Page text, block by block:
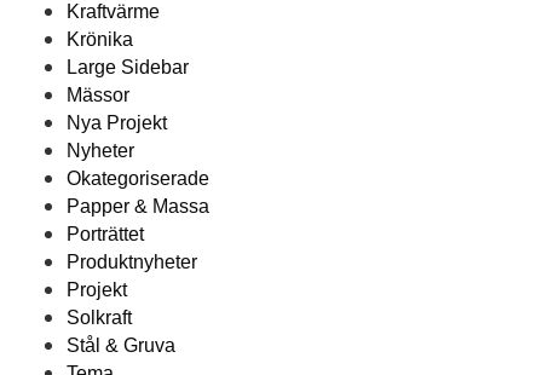
Kraftvärme
Krönika
Large Sidebar
Mässor
Nya Projekt
Nyheter
Okategoriserade
Papper & Massa
Porträttet
Produktnyheter
Projekt
Solkraft
Stål & Gruva